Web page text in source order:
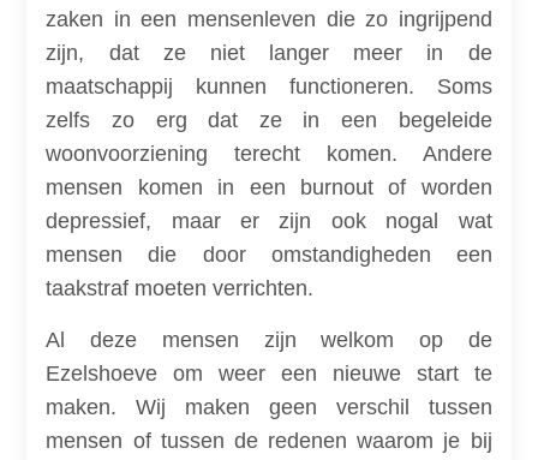
zaken in een mensenleven die zo ingrijpend
zijn, dat ze niet langer meer in de
maatschappij kunnen functioneren. Soms
zelfs zo erg dat ze in een begeleide
woonvoorziening terecht komen. Andere
mensen komen in een burnout of worden
depressief, maar er zijn ook nogal wat
mensen die door omstandigheden een
taakstraf moeten verrichten.
Al deze mensen zijn welkom op de
Ezelshoeve om weer een nieuwe start te
maken. Wij maken geen verschil tussen
mensen of tussen de redenen waarom je bij